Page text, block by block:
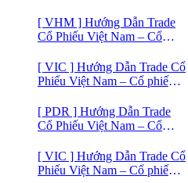
[ VHM ] Hướng Dẫn Trade
Cổ Phiếu Việt Nam – Cổ
[ VIC ] Hướng Dẫn Trade Cổ
Phiếu Việt Nam – Cổ phiếu
[ PDR ] Hướng Dẫn Trade
Cổ Phiếu Việt Nam – Cổ
[ VIC ] Hướng Dẫn Trade Cổ
Phiếu Việt Nam – Cổ phiếu